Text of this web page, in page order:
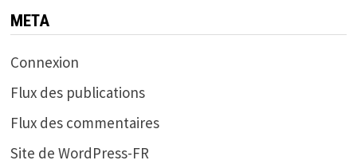
META
Connexion
Flux des publications
Flux des commentaires
Site de WordPress-FR